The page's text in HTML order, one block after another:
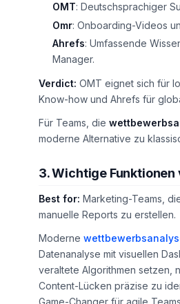
OMT: Deutschsprachiger
Omr: Onboarding-Videos
Ahrefs: Umfassende
Manager.
Verdict: OMT eignet sich für
Know-how und Ahrefs für
Für Teams, die
moderne Alternative zu
3. Wichtige
Best for: Marketing-Teams,
manuelle Reports zu erstellen.
Moderne
Datenanalyse mit visuellen
veraltete Algorithmen setzen,
Content-Lücken präzise zu
Game-Changer für agile Teams.